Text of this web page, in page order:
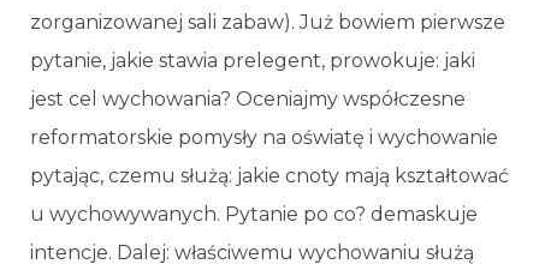
zorganizowanej sali zabaw). Już bowiem pierwsze
pytanie, jakie stawia prelegent, prowokuje: jaki
jest cel wychowania? Oceniajmy współczesne
reformatorskie pomysły na oświatę i wychowanie
pytając, czemu służą: jakie cnoty mają kształtować
u wychowywanych. Pytanie po co? demaskuje
intencje. Dalej: właściwemu wychowaniu służą